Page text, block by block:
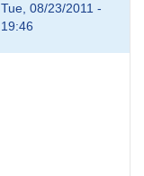
Tue, 08/23/2011 -
19:46